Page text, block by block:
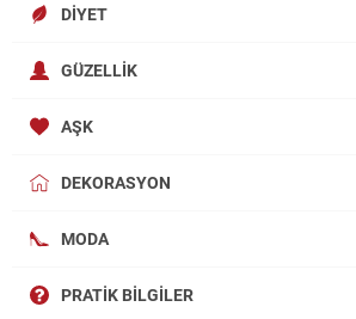
DIYET
GÜZELLIK
AŞK
DEKORASYON
MODA
PRATIK BILGILER